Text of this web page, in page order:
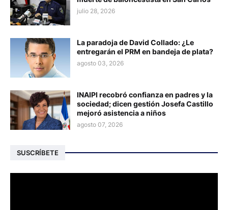
julio 28, 2026
La paradoja de David Collado: ¿Le
entregarán el PRM en bandeja de plata?
agosto 03, 2026
INAIPI recobró confianza en padres y la
sociedad; dicen gestión Josefa Castillo
mejoró asistencia a niños
agosto 07, 2026
SUSCRÍBETE